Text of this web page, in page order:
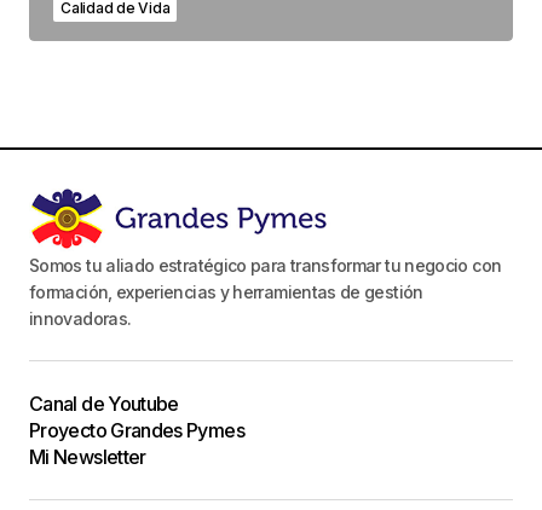
Calidad de Vida
Somos tu aliado estratégico para transformar tu negocio con
formación, experiencias y herramientas de gestión
innovadoras.
Canal de Youtube
Proyecto Grandes Pymes
Mi Newsletter